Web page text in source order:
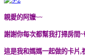
親愛的阿嬤~~
謝謝你每次都幫我打掃房間~
這是我和媽媽一起做的卡片,